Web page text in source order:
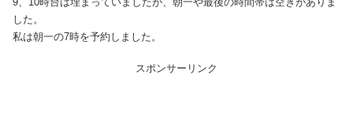
した。
私は朝一の7時を予約しました。
スポンサーリンク